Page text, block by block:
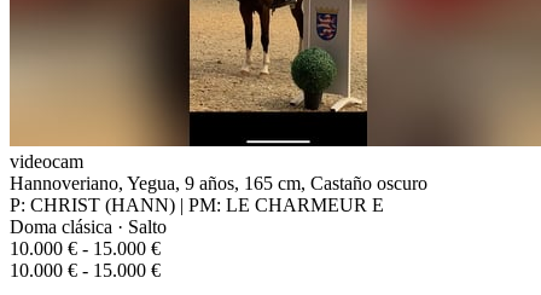
videocam
Hannoveriano, Yegua, 9 años, 165 cm, Castaño oscuro
P: CHRIST (HANN) | PM: LE CHARMEUR E
Doma clásica · Salto
10.000 € - 15.000 €
10.000 € - 15.000 €